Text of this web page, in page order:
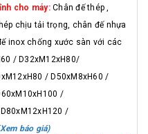
cho máy:Chân đế thép ,
chịu tải trọng, chân đế nhựa
inox chống xước sàn với các
/ D32xM12xH80/
/ D50xM8xH60 /
/
/
báo giá)